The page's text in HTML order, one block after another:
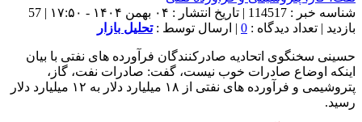
شناسه خبر : 114517 | تاریخ انتشار : ۰۴ بهمن ۱۴۰۴ - ۱۷:۵۰ | 57
بازدید | تعداد دیدگاه : 0 | ارسال توسط :تحلیل بازار
حسینی سخنگوی اتحادیه صادرکنندگان فرآورده های نفتی با بیان
اینکه اوضاع صادرات خوب نیست، گفت: صادرات نفت، گاز،
پتروشیمی و فرآورده های نفتی از ۱۸ میلیارد دلار به ۱۲ میلیارد دلار
رسید.